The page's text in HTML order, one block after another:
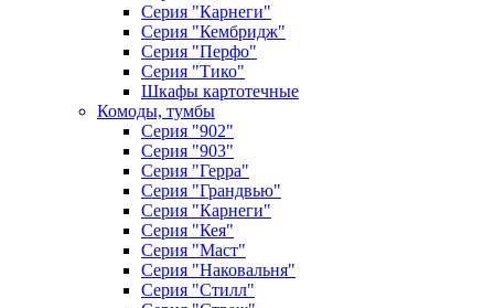
Серия "Карнеги"
Серия "Кембридж"
Серия "Перфо"
Серия "Тико"
Шкафы картотечные
Комоды, тумбы
Серия "902"
Серия "903"
Серия "Герра"
Серия "Грандвью"
Серия "Карнеги"
Серия "Кея"
Серия "Маст"
Серия "Наковальня"
Серия "Стилл"